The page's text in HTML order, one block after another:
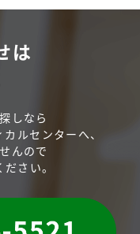
は
しなら
ルセンターへ、
んので
さい。